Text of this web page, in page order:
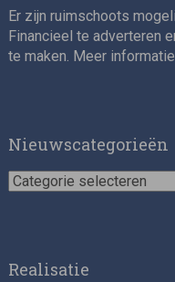
Er zijn ruimschoots
Financieel te adverteren
te maken. Meer
Nieuwscategorieën
Nieuwscategorieën
Realisatie